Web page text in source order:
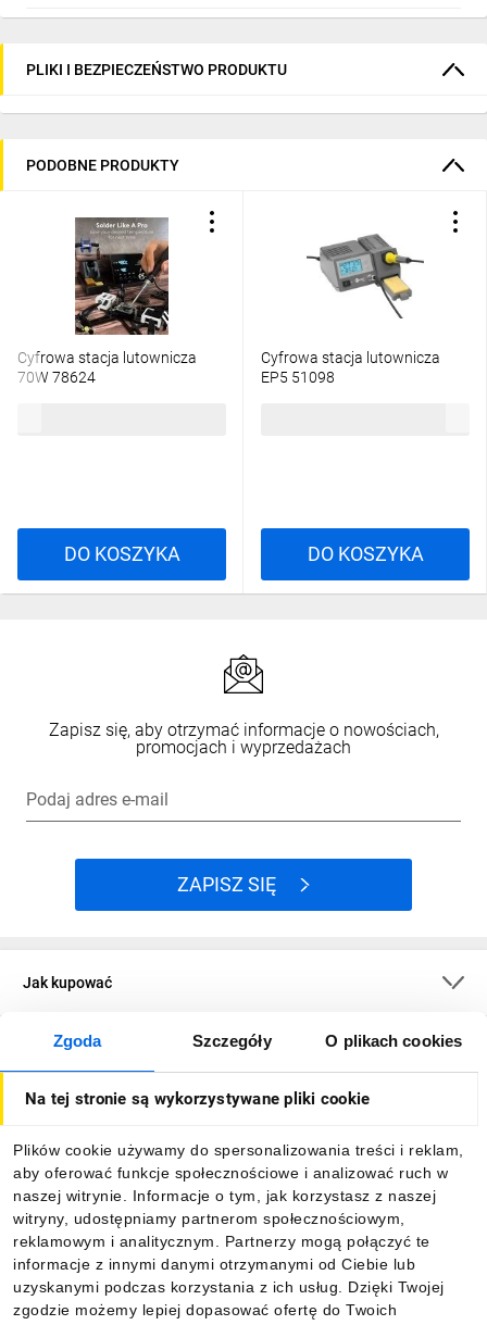
Zgoda Szczegóły O plikach cookies
Na tej stronie są wykorzystywane pliki cookie
Plików cookie używamy do spersonalizowania treści i reklam,
aby oferować funkcje społecznościowe i analizować ruch w
naszej witrynie. Informacje o tym, jak korzystasz z naszej
witryny, udostępniamy partnerom społecznościowym,
reklamowym i analitycznym. Partnerzy mogą połączyć te
informacje z innymi danymi otrzymanymi od Ciebie lub
uzyskanymi podczas korzystania z ich usług. Dzięki Twojej
zgodzie możemy lepiej dopasować ofertę do Twoich
PLIKI I BEZPIECZEŃSTWO PRODUKTU
PODOBNE PRODUKTY
Cyfrowa stacja lutownicza
70W 78624
DO KOSZYKA
Cyfrowa stacja lutownicza
EP5 51098
DO KOSZYKA
Zapisz się, aby otrzymać informacje o nowościach,
promocjach i wyprzedażach
Podaj adres e-mail
ZAPISZ SIĘ
Jak kupować
O firmie
Informacje
Pobierz naszą aplikację mobilną: